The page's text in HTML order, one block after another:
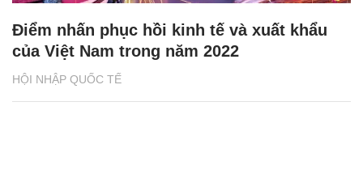
HỘI NHẬP QUỐC TẾ
Điểm nhấn phục hồi kinh tế và xuất khẩu
của Việt Nam trong năm 2022